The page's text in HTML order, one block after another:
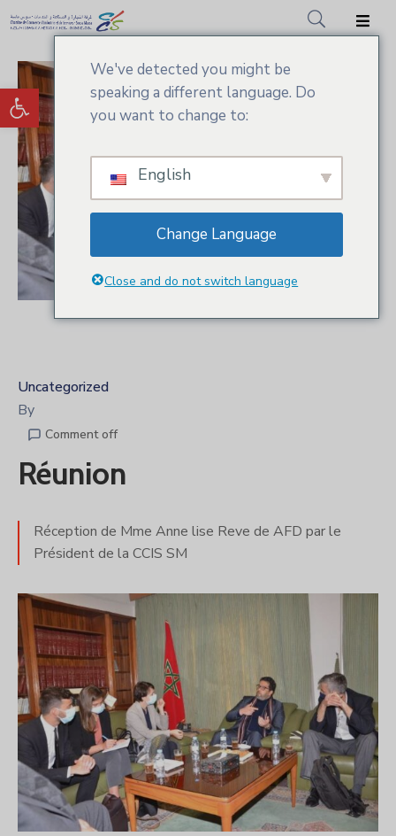
Ouvrir la barre d’outils
Accueil
CCIS.SM
Actualités
Services
Adhésion
Médiathèque
Uncategorized
By
Comment off
Réunion
Réception de Mme Anne lise Reve de AFD par le
Président de la CCIS SM
We've detected you might be
speaking a different language. Do
you want to change to:
English
Change Language
Close and do not switch language